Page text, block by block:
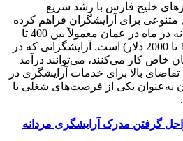
خلیج فارس با رشد سریع
برای آرایشگران فراهم کرده
است. درآمد آرایشگری مردانه در ماه در عمان معمولاً بین 400 تا
800 ریال عمانی (تقریباً 1000 تا 2000 دلار) است. آرایشگرانی که در
خاص کار می‌کنند، می‌توانند درآمد
تقاضای بالا برای خدمات آرایشگری در
به‌عنوان یکی از فرصت‌های شغلی با
گرفتن مدرک آرایشگری مردانه